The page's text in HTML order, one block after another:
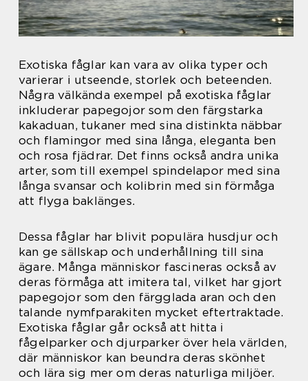
Exotiska fåglar kan vara av olika typer och
varierar i utseende, storlek och beteenden.
Några välkända exempel på exotiska fåglar
inkluderar papegojor som den färgstarka
kakaduan, tukaner med sina distinkta näbbar
och flamingor med sina långa, eleganta ben
och rosa fjädrar. Det finns också andra unika
arter, som till exempel spindelapor med sina
långa svansar och kolibrin med sin förmåga
att flyga baklänges.
Dessa fåglar har blivit populära husdjur och
kan ge sällskap och underhållning till sina
ägare. Många människor fascineras också av
deras förmåga att imitera tal, vilket har gjort
papegojor som den färgglada aran och den
talande nymfparakiten mycket eftertraktade.
Exotiska fåglar går också att hitta i
fågelparker och djurparker över hela världen,
där människor kan beundra deras skönhet
och lära sig mer om deras naturliga miljöer.